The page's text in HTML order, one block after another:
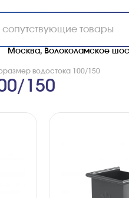
Москва, Волоколамское
водостока 100/150
150